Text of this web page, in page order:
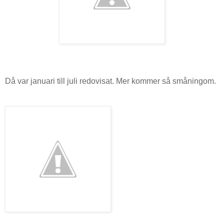
Då var januari till juli redovisat. Mer kommer så småningom.